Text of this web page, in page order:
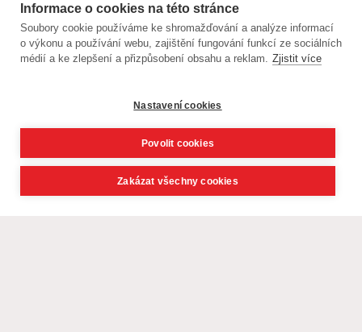
Informace o cookies na této stránce
Soubory cookie používáme ke shromažďování a analýze informací
o výkonu a používání webu, zajištění fungování funkcí ze sociálních
médií a ke zlepšení a přizpůsobení obsahu a reklam. Zjistit více
Nastavení cookies
Povolit cookies
Zakázat všechny cookies